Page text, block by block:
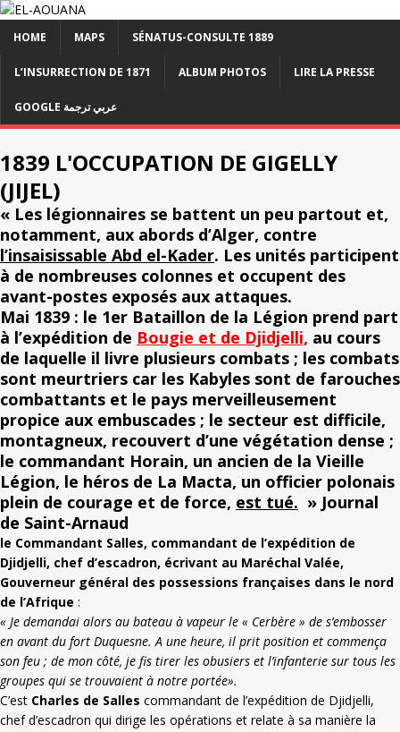
HOME MAPS SÉNATUS-CONSULTE 1889
L’INSURRECTION DE 1871 ALBUM PHOTOS LIRE LA PRESSE
GOOGLE عربي ترجمة
1839 L'OCCUPATION DE GIGELLY
(JIJEL)
« Les légionnaires se battent un peu partout et,
notamment, aux abords d’Alger, contre
l’insaisissable Abd el-Kader. Les unités participent
à de nombreuses colonnes et occupent des
avant-postes exposés aux attaques.
Mai 1839 : le 1er Bataillon de la Légion prend part
à l’expédition de Bougie et de Djidjelli, au cours
de laquelle il livre plusieurs combats ; les combats
sont meurtriers car les Kabyles sont de farouches
combattants et le pays merveilleusement
propice aux embuscades ; le secteur est difficile,
montagneux, recouvert d’une végétation dense ;
le commandant Horain, un ancien de la Vieille
Légion, le héros de La Macta, un officier polonais
plein de courage et de force, est tué. » Journal
de Saint-Arnaud
le Commandant Salles, commandant de l’expédition de
Djidjelli, chef d’escadron, écrivant au Maréchal Valée,
Gouverneur général des possessions françaises dans le nord
de l’Afrique :
« Je demandai alors au bateau à vapeur le « Cerbère » de s’embosser
en avant du fort Duquesne. A une heure, il prit position et commença
son feu ; de mon côté, je fis tirer les obusiers et l’infanterie sur tous les
groupes qui se trouvaient à notre portée».
C’est Charles de Salles commandant de l’expédition de Djidjelli,
chef d’escadron qui dirige les opérations et relate à sa manière la